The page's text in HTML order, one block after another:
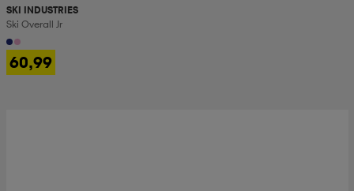
SKI INDUSTRIES
Ski Overall Jr
60,99